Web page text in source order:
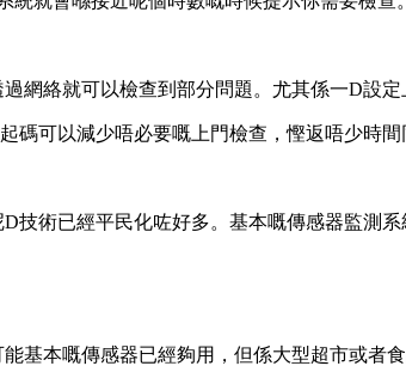
網絡就可以檢查到部分問題。尤其係一D設定
可以減少唔必要嘅上門檢查，慳返唔少時間
技術已經平民化咗好多。基本嘅傳感器監測
基本嘅傳感器已經夠用，但係大型超市或者